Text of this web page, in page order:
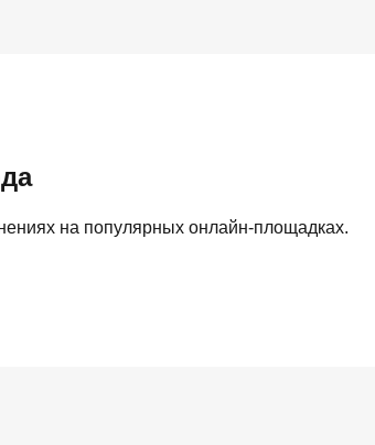
на популярных онлайн-площадках.